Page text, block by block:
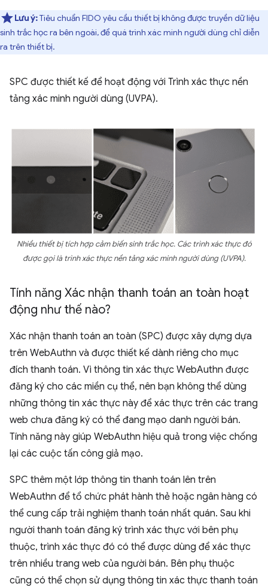
Lưu ý:Tiêu chuẩn FIDO yêu cầu thiết bị không được truyền dữ liệu
sinh trắc học ra bên ngoài, để quá trình xác minh người dùng chỉ diễn
ra trên thiết bị.
SPC được thiết kế để hoạt động với Trình xác thực nền
tảng xác minh người dùng (UVPA).
Nhiều thiết bị tích hợp cảm biến sinh trắc học. Các trình xác thực đó
được gọi là trình xác thực nền tảng xác minh người dùng (UVPA).
Tính năng Xác nhận thanh toán an toàn hoạt
động như thế nào?
Xác nhận thanh toán an toàn (SPC) được xây dựng dựa
trên WebAuthn và được thiết kế dành riêng cho mục
đích thanh toán. Vì thông tin xác thực WebAuthn được
đăng ký cho các miền cụ thể, nên bạn không thể dùng
những thông tin xác thực này để xác thực trên các trang
web chưa đăng ký có thể đang mạo danh người bán.
Tính năng này giúp WebAuthn hiệu quả trong việc chống
lại các cuộc tấn công giả mạo.
SPC thêm một lớp thông tin thanh toán lên trên
WebAuthn để tổ chức phát hành thẻ hoặc ngân hàng có
thể cung cấp trải nghiệm thanh toán nhất quán. Sau khi
người thanh toán đăng ký trình xác thực với bên phụ
thuộc, trình xác thực đó có thể được dùng để xác thực
trên nhiều trang web của người bán. Bên phụ thuộc
cũng có thể chọn sử dụng thông tin xác thực thanh toán